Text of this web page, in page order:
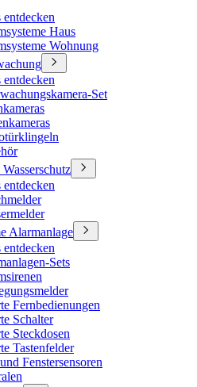
entdecken
Haus
Wohnung
entdecken
Set
entdecken
Alarmanlage
entdecken
Sets
Fernbedienungen
Schalter
Steckdosen
Tastenfelder
Fenstersensoren